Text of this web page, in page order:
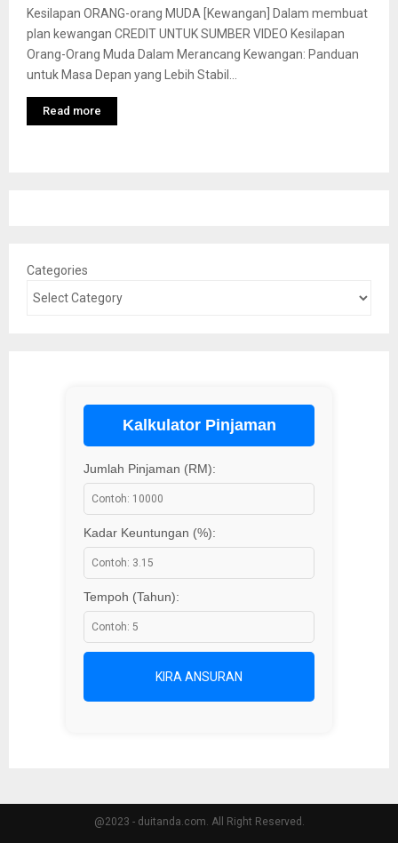
Kesilapan ORANG-orang MUDA [Kewangan] Dalam membuat
plan kewangan CREDIT UNTUK SUMBER VIDEO Kesilapan
Orang-Orang Muda Dalam Merancang Kewangan: Panduan
untuk Masa Depan yang Lebih Stabil...
Read more
Categories
Kalkulator Pinjaman
Jumlah Pinjaman (RM):
Kadar Keuntungan (%):
Tempoh (Tahun):
KIRA ANSURAN
@2023 - duitanda.com. All Right Reserved.